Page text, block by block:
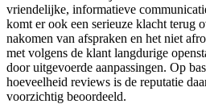
vriendelijke, informatieve
komt er ook een serieuze klacht terug
nakomen van afspraken en het niet
met volgens de klant langdurige
door uitgevoerde aanpassingen. Op
hoeveelheid reviews is de reputatie
voorzichtig beoordeeld.